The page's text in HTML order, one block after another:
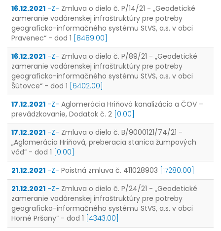
16.12.2021 -Z- Zmluva o dielo č. P/14/21 - „Geodetické
zameranie vodárenskej infraštruktúry pre potreby
geograficko-informačného systému StVS, a.s. v obci
Pravenec“ - dod 1 [8489.00]
16.12.2021 -Z- Zmluva o dielo č. P/89/21 - „Geodetické
zameranie vodárenskej infraštruktúry pre potreby
geograficko-informačného systému StVS, a.s. v obci
Šútovce“ - dod 1 [6402.00]
17.12.2021 -Z- Aglomerácia Hriňová kanalizácia a ČOV –
prevádzkovanie, Dodatok č. 2 [0.00]
17.12.2021 -Z- Zmluva o dielo č. B/9000121/74/21 -
„Aglomerácia Hriňová, preberacia stanica žumpových
vôd“ - dod 1 [0.00]
21.12.2021 -Z- Poistná zmluva č. 411028903 [17280.00]
21.12.2021 -Z- Zmluva o dielo č. P/24/21 - „Geodetické
zameranie vodárenskej infraštruktúry pre potreby
geograficko-informačného systému StVS, a.s. v obci
Horné Pršany“ - dod 1 [4343.00]